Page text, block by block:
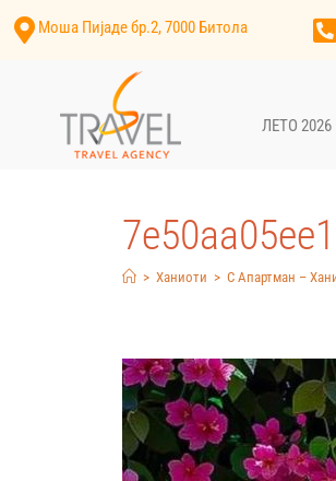
Моша Пијаде бр.2, 7000 Битола
ЛЕТО 2026
> Ханиоти > С Апартман –